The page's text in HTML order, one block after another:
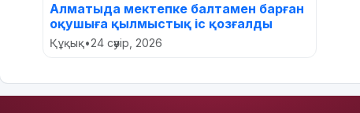
Алматыда мектепке балтамен барған
оқушыға қылмыстық іс қозғалды
Құқық•24 сәуір, 2026